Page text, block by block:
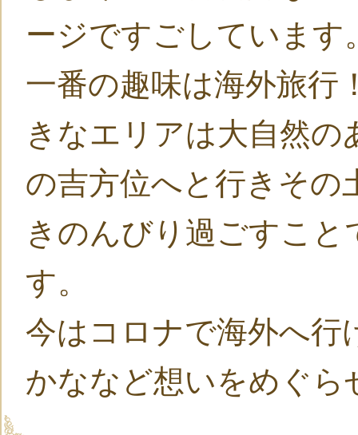
ージですごしています
一番の趣味は海外旅行
きなエリアは大自然
の吉方位へと行きその
きのんびり過ごすこ
す。
今はコロナで海外へ行
かななど想いをめぐ